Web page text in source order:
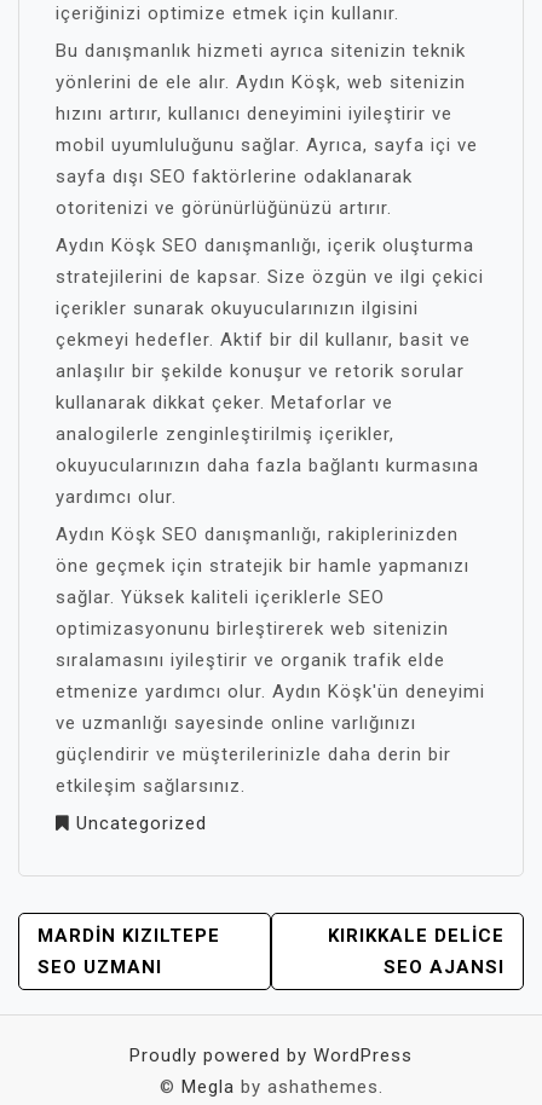
içeriğinizi optimize etmek için kullanır.
Bu danışmanlık hizmeti ayrıca sitenizin teknik
yönlerini de ele alır. Aydın Köşk, web sitenizin
hızını artırır, kullanıcı deneyimini iyileştirir ve
mobil uyumluluğunu sağlar. Ayrıca, sayfa içi ve
sayfa dışı SEO faktörlerine odaklanarak
otoritenizi ve görünürlüğünüzü artırır.
Aydın Köşk SEO danışmanlığı, içerik oluşturma
stratejilerini de kapsar. Size özgün ve ilgi çekici
içerikler sunarak okuyucularınızın ilgisini
çekmeyi hedefler. Aktif bir dil kullanır, basit ve
anlaşılır bir şekilde konuşur ve retorik sorular
kullanarak dikkat çeker. Metaforlar ve
analogilerle zenginleştirilmiş içerikler,
okuyucularınızın daha fazla bağlantı kurmasına
yardımcı olur.
Aydın Köşk SEO danışmanlığı, rakiplerinizden
öne geçmek için stratejik bir hamle yapmanızı
sağlar. Yüksek kaliteli içeriklerle SEO
optimizasyonunu birleştirerek web sitenizin
sıralamasını iyileştirir ve organik trafik elde
etmenize yardımcı olur. Aydın Köşk'ün deneyimi
ve uzmanlığı sayesinde online varlığınızı
güçlendirir ve müşterilerinizle daha derin bir
etkileşim sağlarsınız.
Uncategorized
YAZI
GEZINMESI
MARDIN KIZILTEPE
SEO UZMANI
KIRIKKALE DELICE
SEO AJANSI
Proudly powered by WordPress
© Megla by ashathemes.